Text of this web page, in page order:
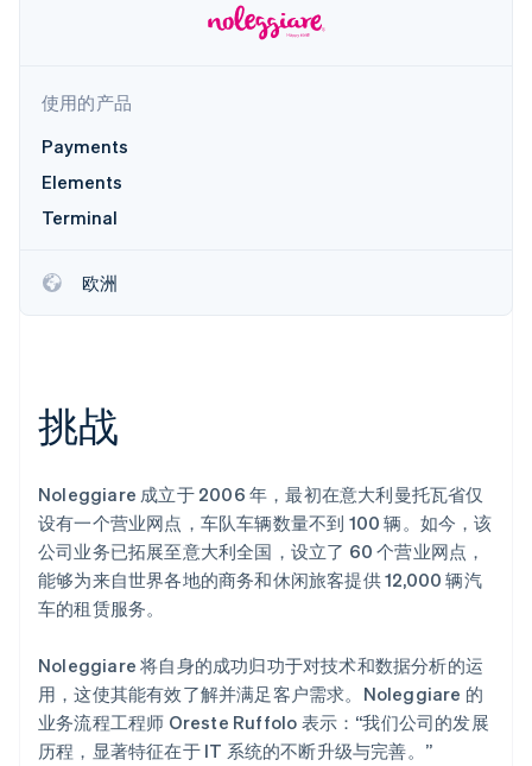
更多
了解未来规划
Radar
欺诈防范
了解 Stripe 如何为 AI 构建经济基础设施。
立即观看
酒店、旅游与休闲
Stripe App Marketplace
API 状态
联系销售
使用的产品
Payments
Elements
Terminal
欧洲
挑战
Noleggiare 成立于 2006 年，最初在意大利曼托瓦省仅
设有一个营业网点，车队车辆数量不到 100 辆。如今，该
公司业务已拓展至意大利全国，设立了 60 个营业网点，
能够为来自世界各地的商务和休闲旅客提供 12,000 辆汽
车的租赁服务。
Noleggiare 将自身的成功归功于对技术和数据分析的运
用，这使其能有效了解并满足客户需求。Noleggiare 的
业务流程工程师 Oreste Ruffolo 表示：“我们公司的发展
历程，显著特征在于 IT 系统的不断升级与完善。”